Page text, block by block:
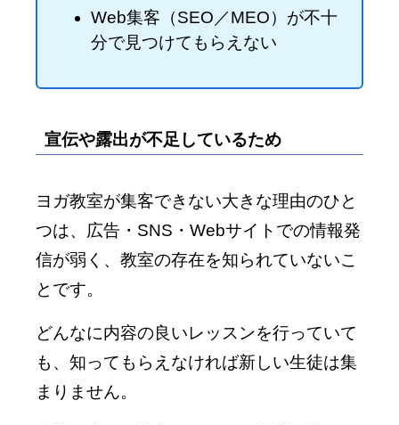
Web集客（SEO／MEO）が不十
分で見つけてもらえない
宣伝や露出が不足しているため
ヨガ教室が集客できない大きな理由のひと
つは、広告・SNS・Webサイトでの情報発
信が弱く、教室の存在を知られていないこ
とです。
どんなに内容の良いレッスンを行っていて
も、知ってもらえなければ新しい生徒は集
まりません。